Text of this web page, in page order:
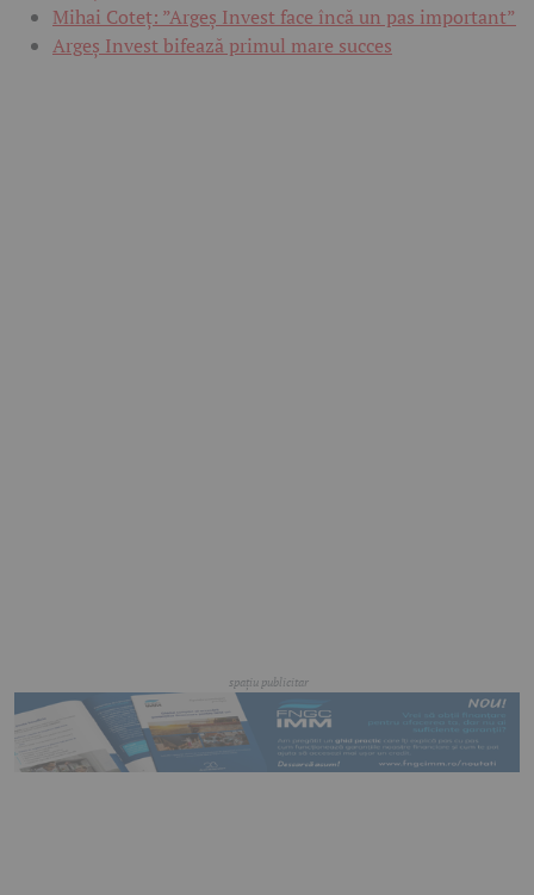
Mihai Coteț: ”Argeș Invest face încă un pas important”
Argeș Invest bifează primul mare succes